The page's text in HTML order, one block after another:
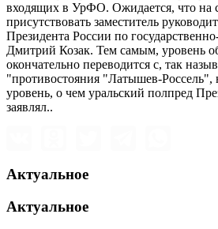
входящих в УрФО. Ожидается, что на
присутствовать заместитель
Президента России по
Дмитрий Козак. Тем самым, уровень
окончательно переводится с, так
"противостояния "Латышев-Россель",
уровень, о чем уральский полпред
заявлял..
Актуальное
Актуальное